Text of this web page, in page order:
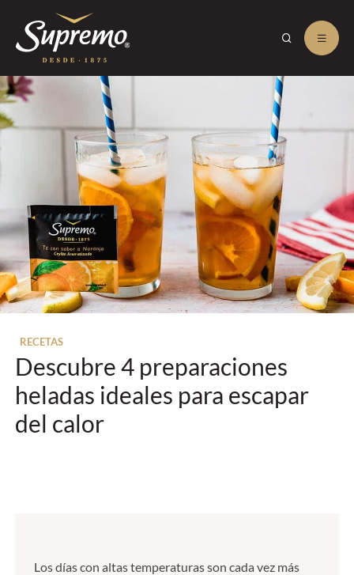
RECETAS
Descubre 4 preparaciones
heladas ideales para escapar
del calor
Los días con altas temperaturas son cada vez más